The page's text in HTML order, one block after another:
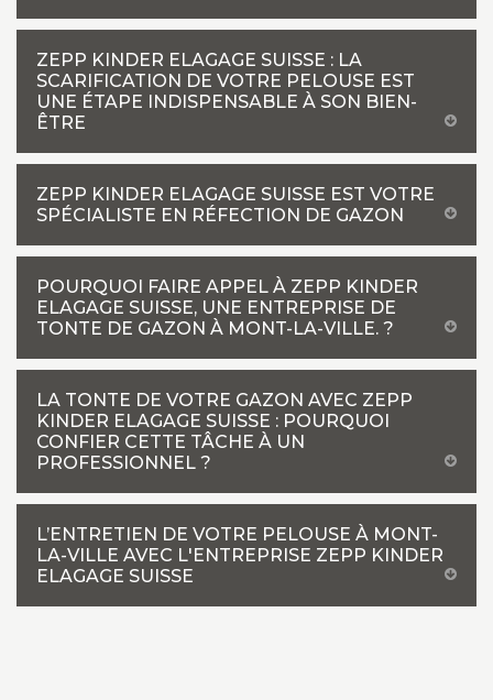
ZEPP KINDER ELAGAGE SUISSE : LA
SCARIFICATION DE VOTRE PELOUSE EST
UNE ÉTAPE INDISPENSABLE À SON BIEN-
ÊTRE
ZEPP KINDER ELAGAGE SUISSE EST VOTRE
SPÉCIALISTE EN RÉFECTION DE GAZON
POURQUOI FAIRE APPEL À ZEPP KINDER
ELAGAGE SUISSE, UNE ENTREPRISE DE
TONTE DE GAZON À MONT-LA-VILLE. ?
LA TONTE DE VOTRE GAZON AVEC ZEPP
KINDER ELAGAGE SUISSE : POURQUOI
CONFIER CETTE TÂCHE À UN
PROFESSIONNEL ?
L’ENTRETIEN DE VOTRE PELOUSE À MONT-
LA-VILLE AVEC L'ENTREPRISE ZEPP KINDER
ELAGAGE SUISSE